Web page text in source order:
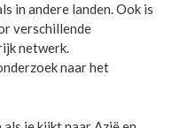
in andere landen. Ook is
verschillende
netwerk.
naar het